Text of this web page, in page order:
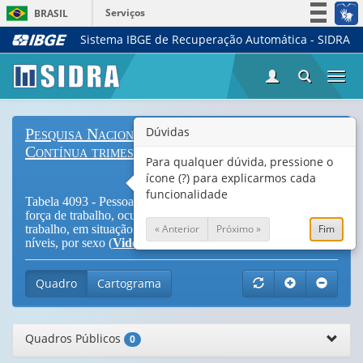
BRASIL
Serviços
Simplifique!
Acesso à informação
Sistema IBGE de Recuperação Automática - SIDRA
Pesquisa Nacional por Amostra de Domicílios
Contínua trimestral
Tabela 4093 - Pessoas de 14 anos ou mais de idade, total, na
força de trabalho, ocupadas, desocupadas, fora da força de
trabalho, em situação de informalidade e respectivas taxas e
níveis, por sexo (Vide Notas)
Quadro Cartograma
Quadros Públicos 0
Dúvidas
Para qualquer dúvida, pressione o
ícone (?) para explicarmos cada
funcionalidade
« Anterior Próximo » Fim